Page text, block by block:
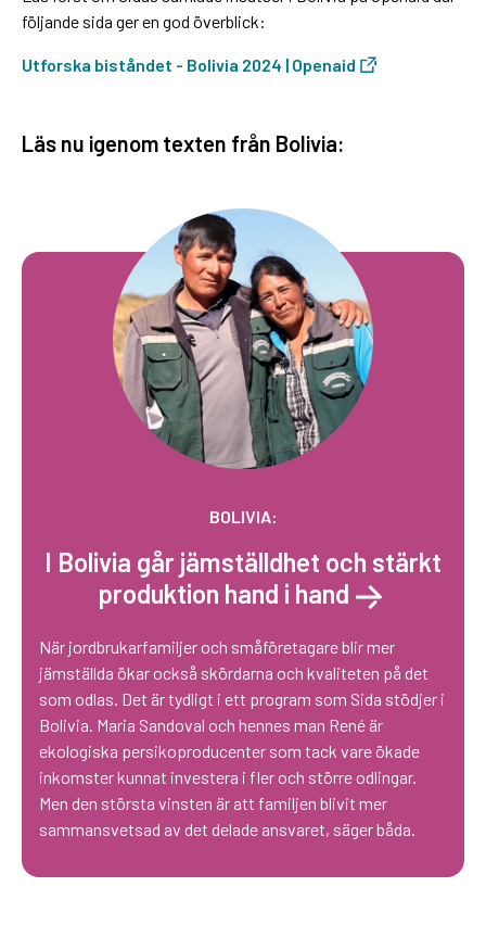
följande sida ger en god överblick:
Utforska biståndet - Bolivia 2024 | Openaid
Läs nu igenom texten från Bolivia:
I Bolivia går jämställdhet och stärkt
produktion hand i hand
BOLIVIA:
När jordbrukarfamiljer och småföretagare blir mer
jämställda ökar också skördarna och kvaliteten på det
som odlas. Det är tydligt i ett program som Sida stödjer i
Bolivia. Maria Sandoval och hennes man René är
ekologiska persikoproducenter som tack vare ökade
inkomster kunnat investera i fler och större odlingar.
Men den största vinsten är att familjen blivit mer
sammansvetsad av det delade ansvaret, säger båda.